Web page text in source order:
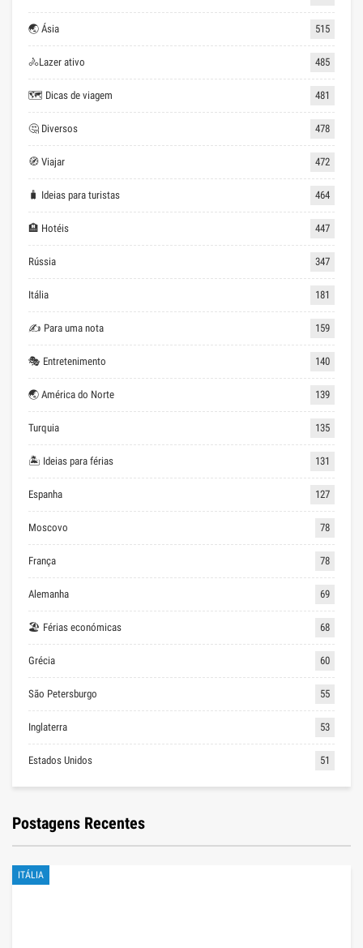
🌏 Ásia 515
🚴Lazer ativo 485
🗺 Dicas de viagem 481
🤔 Diversos 478
🧭 Viajar 472
🧳 Ideias para turistas 464
🏨 Hotéis 447
Rússia 347
Itália 181
✍ Para uma nota 159
🎭 Entretenimento 140
🌏 América do Norte 139
Turquia 135
🏝 Ideias para férias 131
Espanha 127
Moscovo 78
França 78
Alemanha 69
🏖 Férias económicas 68
Grécia 60
São Petersburgo 55
Inglaterra 53
Estados Unidos 51
Postagens Recentes
ITÁLIA